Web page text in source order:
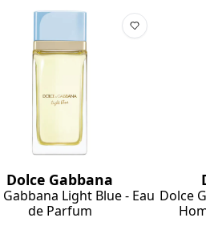
Dolce Gabbana
Light Blue - Eau
de Parfum
Dolce